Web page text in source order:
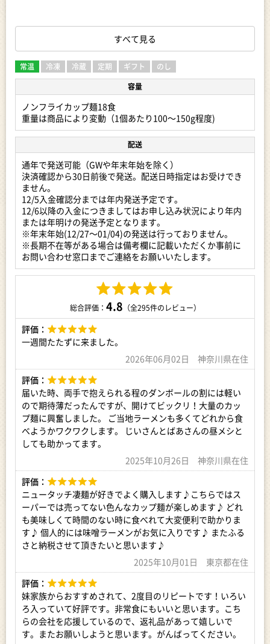
凄麺は、そんな社員の熱い想いからスタートしたカップ麺ブラ
ンドです。
長い年月をかけて開発した独自製法(特許製法)により生み出さ
れるノンフライ麺は、
「喉ごし」や「麺のコシ」が、凄い！
まさしく「凄麺」です。
ラーメン専門店に負けない、本格的なラーメンをお届けいたし
ます。
そんな凄麺ブランドのラインナップは、なんと28種類以上！
日本全国のご当地ラーメンを再現した「ご当地ラーメンシリー
ズ」
麺・スープ・具材の全てにこだわり王道だけど飽きがこない味
を追求した「逸品シリーズ」
どの商品も、1つ1つ強いこだわりをもって作られており、どれ
を食べても違う美味しさが楽しめます。
ふるさと納税限定！工場直送！
凄麺の魅力を存分に味わっていただけるよう、全種類の中から
ランダムで18食を詰合せにしてお届けいたします。何が入って
いるかは、箱を開けてのお楽しみ。
食べ比べをしても、みんなで分け合っても楽しい。きっとお気
に入りの凄麺がみつかるはず。
これだけの種類をまとめてお届けできるのは、工場直送のふる
さと納税ならではです。
ぜひ一度、凄麺の美味しさを味わってみてください。
【注意事項】
生産ラインの都合により、発送までにお時間をいただく場合が
ありますので、あらかじめをご了承お願いいたします。在庫状
況により、お届けするものが写真と異なる場合があります。
※お受け取り後は、すぐに状態をご確認ください。※
万全を期して返礼品をお届けしていますが、万が一、不備等が
あった場合は返礼品受け取り時に、写真（画像）を添付のうえ
電子メールにてご連絡ください。
日数が経ったものに関しましては対応いたしかねますので、ご
了承ください。
また、不備等があった返礼品は食べたり、飲んだり、捨てたり
せず、対応が決まるまで保管をお願いします。保管されてない
場合、代替品での対応等が難しい場合がございます。
ご連絡先：furusato@yachiyotown.com
全商品共通：小麦・大豆 （本品製造工場では、そばを含む製
品を製造しています）
その他のアレルゲンは、お届けする商品により異なります。
商品ごとのアレルゲンについては、お手元に届いた商品のアレ
ルゲン表示もしくはヤマダイ株式会社公式HPをご覧ください。
https://www.newtouch.co.jp/
すべて見る
常温 冷凍 冷蔵 定期 ギフト
のし
容量
ノンフライカップ麺18食
重量は商品により変動（1個あたり100～150g程度)
配送
通年で発送可能（GWや年末年始を除く）
決済確認から30日前後で発送。配送日時指定はお受けでき
ません。
12/5入金確認分までは年内発送予定です。
12/6以降の入金につきましてはお申し込み状況により年内
または年明けの発送予定となります。
※年末年始(12/27～01/04)の発送は行っておりません。
※長期不在等がある場合は備考欄に記載いただくか事前に
お問い合わせ窓口までご連絡をお願いいたします。
総合評価： 4.8 （全295件のレビュー）
評価：
一週間たたずに来ました。
2026年06月02日 神奈川県在住
評価：
届いた時、両手で抱えられる程のダンボールの割には軽い
ので期待薄だったんですが、開けてビックリ！大量のカッ
プ麺に興奮しました。 ご当地ラーメンも多くてどれから食
べようかワクワクします。 じいさんとばあさんの昼メシと
しても助かってます。
2025年10月26日 神奈川県在住
評価：
ニュータッチ凄麺が好きでよく購入します♪こちらではス
ーパーでは売ってない色んなカップ麺が楽しめます♪ どれ
も美味しくて時間のない時に食べれて大変便利で助かりま
す♪ 個人的には味噌ラーメンがお気に入りです♪ またふる
さと納税させて頂きたいと思います♪
2025年10月01日 東京都在住
評価：
妹家族からおすすめされて、2度目のリピートです！いろい
ろ入っていて好評です。非常食にもいいと思います。こち
らの会社を応援しているので、返礼品があって嬉しいで
す。またお願いしようと思います。がんばってください。